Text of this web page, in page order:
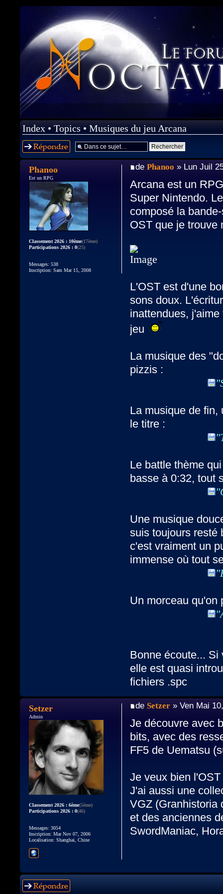
Index • Topics • Musiques du jeu Arcana
Répondre
dePhanoo » Lun Juil
Arcana est un
Super Nintendo.
composé la
OST que je trouve
L'OST est d'une
sons doux.
inattendues,
jeu
La musique des
pizzis :
La musique de fin,
le titre :
Le battle thème
basse à 0:32, tout
Une musique
suis toujours resté
c'est vraiment un
immense où tout
Un morceau qu'on
Bonne écoute... Si
elle est quasi
fichiers .spc
Phanoo
Est un RPG
Classement 2026 : 10ème(17ème)
Participations 2026 : 0(25)
Messages: 538
Inscription: Sam Mar 15, 2008
de Setzer » Ven Mai
Je découvre avec
bits, avec des
FF5 de Uematsu
Je veux bien
J'ai aussi une
VGZ (Granhistoria
et des anciennes
SwordManiac,
Setzer
Admin
Classement 2026 : 6ème(5ème)
Participations 2026 : 0(46)
Messages: 3054
Inscription: Mar Nov 07, 2006
Localisation: Shanghai, Chine
Répondre